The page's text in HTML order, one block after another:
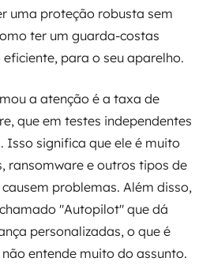
uma proteção robusta sem
ter um guarda-costas
para o seu aparelho.
a atenção é a taxa de
que em testes independentes
Isso significa que ele é muito
ransomware e outros tipos de
problemas. Além disso,
"Autopilot" que dá
personalizadas, o que é
entende muito do assunto.